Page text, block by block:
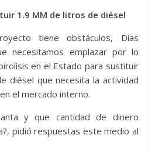
1.9 MM de litros de diésel
tiene obstáculos, Días
necesitamos emplazar por lo
en el Estado para sustituir
diésel que necesita la actividad
el mercado interno.
y que cantidad de dinero
pidió respuestas este medio al